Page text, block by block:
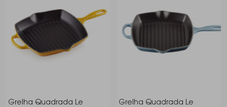
Grelha Quadrada Le
Grelha Quadrada Le